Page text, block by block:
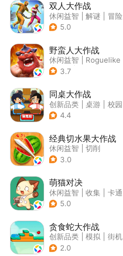
双人大作战
休闲益智 解谜
冒险
| 派对游戏
5.0
野蛮人大作战
休闲益智
Roguelike
| 奇幻
3.7
同桌大作战
创新品类 桌游
校园
| 卡通
4.4
经典切水果大作战
休闲益智
切削
3.0
萌猫对决
休闲益智 收集
卡通
| 合成
5.0
贪食蛇大作战
创新品类 模拟
街机
| 萌系
2.0